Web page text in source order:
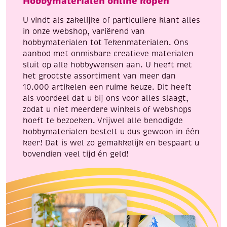
U vindt als zakelijke of particuliere klant alles
in onze webshop, variërend van
hobbymaterialen tot Tekenmaterialen. Ons
aanbod met onmisbare creatieve materialen
sluit op alle hobbywensen aan. U heeft met
het grootste assortiment van meer dan
10.000 artikelen een ruime keuze. Dit heeft
als voordeel dat u bij ons voor alles slaagt,
zodat u niet meerdere winkels of webshops
hoeft te bezoeken. Vrijwel alle benodigde
hobbymaterialen bestelt u dus gewoon in één
keer! Dat is wel zo gemakkelijk en bespaart u
bovendien veel tijd én geld!